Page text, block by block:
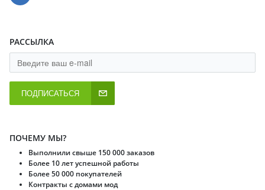
РАССЫЛКА
ПОДПИСАТЬСЯ
ПОЧЕМУ МЫ?
Выполнили свыше 150 000 заказов
Более 10 лет успешной работы
Более 50 000 покупателей
Контракты с домами мод